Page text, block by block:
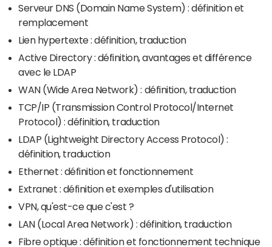
Serveur DNS (Domain Name System) : définition et
remplacement
Lien hypertexte : définition, traduction
Active Directory : définition, avantages et différence
avec le LDAP
WAN (Wide Area Network) : définition, traduction
TCP/IP (Transmission Control Protocol/Internet
Protocol) : définition, traduction
LDAP (Lightweight Directory Access Protocol) :
définition, traduction
Ethernet : définition et fonctionnement
Extranet : définition et exemples d'utilisation
VPN, qu'est-ce que c'est ?
LAN (Local Area Network) : définition, traduction
Fibre optique : définition et fonctionnement technique